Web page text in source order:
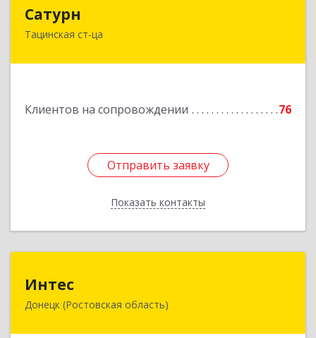
Сатурн
Тацинская ст-ца
Клиентов на сопровождении 76
Отправить заявку
Показать контакты
347060, Ростовская область, Тацинский район,
Отправить заявку
Назад
Интес
Донецк (Ростовская область)
346330, Ростовская обл, Донецк г, 60-й кв-л,